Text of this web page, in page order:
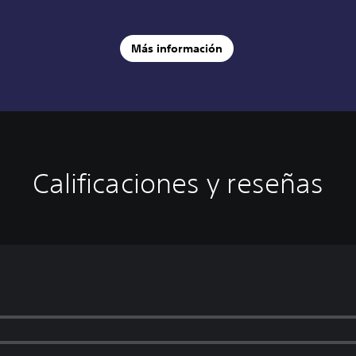
Más información
Calificaciones y reseñas